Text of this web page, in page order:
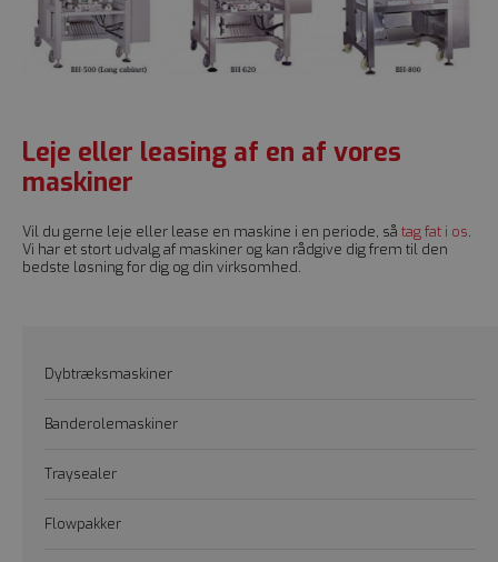
Leje eller leasing af en af vores
maskiner
Vil du gerne leje eller lease en maskine i en periode, så tag fat i os.
Vi har et stort udvalg af maskiner og kan rådgive dig frem til den
bedste løsning for dig og din virksomhed.
Dybtræksmaskiner
Banderolemaskiner
Traysealer
Flowpakker